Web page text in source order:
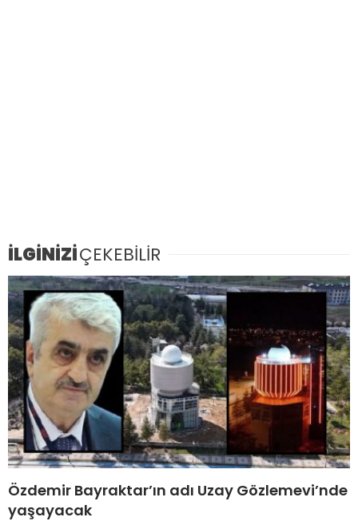
İLGİNİZİÇEKEBİLİR
Özdemir Bayraktar’ın adı Uzay Gözlemevi’nde
yaşayacak